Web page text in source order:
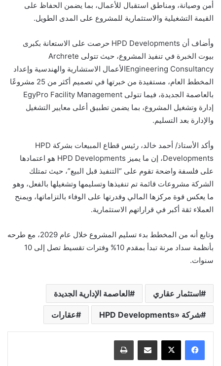
أمن وصيانة، ومناطق استقبال للأعمال، بما يضمن الحفاظ على
القيمة التشغيلية والاستثمارية للمشروع على المدى الطويل.
وأضاف أن HPD Developments حرصت على الاستعانة بكبرى
بيوت الخبرة في تنفيذ المشروع، حيث تتولى Archrete
Engineering Consultancyالأعمال الاستشارية والهندسية وإعداد
المخطط العام، مستفيدة من خبرتها في تصميم أكثر من 25 مشروعًا
بالعاصمة الجديدة، فيما تتولى EgyPro Facility Management
إدارة وتشغيل المشروع، بما يضمن تطبيق أعلى معايير التشغيل
والإدارة بعد التسليم.
وأكد الأستاذ/ أحمد خالد، رئيس قطاع المبيعات بشركة HPD
Developments، إن ما يميز HPD Developments هو اعتمادها
على فلسفة واضحة تقوم على “التنفيذ قبل البيع”، حيث تمتلك
الشركة مشروعات قائمة تم تنفيذها وتسليمها وتشغيلها بالفعل، وهو
ما يعكس قوة مركزها المالي وقدرتها على الوفاء بالتزاماتها، ويمنح
العملاء ثقة أكبر في قراراتهم الاستثمارية.
وتابع أنه من المخطط بدء تسليم المشروع خلال عام 2029، مع طرحه
بأنظمة سداد مرنة تبدأ بمقدم 10% وفترات تقسيط تصل إلى 10
سنوات.
استثمار عقاري العاصمة الإدارية الجديدة
شركة «HPD Developments عقارات
مشاركة عبر البريد طباعة